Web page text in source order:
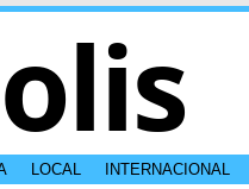
LOCAL INTERNACIONAL